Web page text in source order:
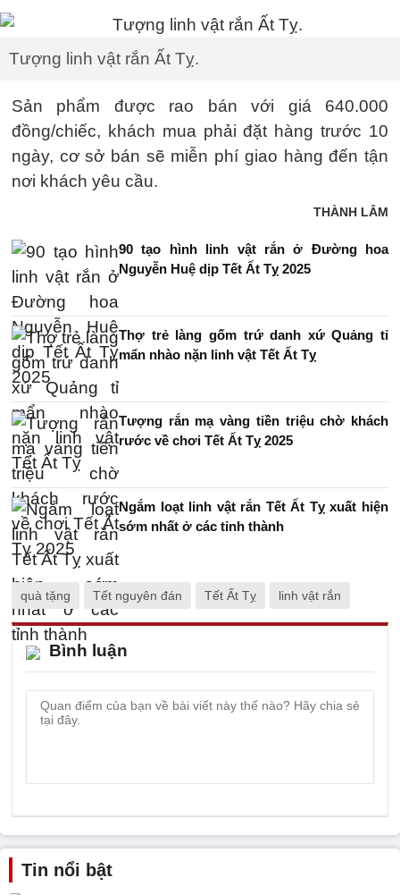
Tượng linh vật rắn Ất Tỵ.
Sản phẩm được rao bán với giá 640.000
đồng/chiếc, khách mua phải đặt hàng trước 10
ngày, cơ sở bán sẽ miễn phí giao hàng đến tận
nơi khách yêu cầu.
THÀNH LÂM
90 tạo hình linh vật rắn ở Đường hoa
Nguyễn Huệ dịp Tết Ất Tỵ 2025
Thợ trẻ làng gốm trứ danh xứ Quảng tỉ
mẩn nhào nặn linh vật Tết Ất Tỵ
Tượng rắn mạ vàng tiền triệu chờ khách
rước về chơi Tết Ất Tỵ 2025
Ngắm loạt linh vật rắn Tết Ất Tỵ xuất hiện
sớm nhất ở các tỉnh thành
quà tặng Tết nguyên đán Tết Ất Tỵ linh vật rắn
Bình luận
Tin nổi bật